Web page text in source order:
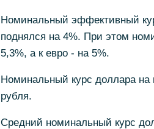
Номинальный эффективный
поднялся на 4%. При этом
5,3%, а к евро - на 5%.
Номинальный курс доллара на
рубля.
Средний номинальный курс